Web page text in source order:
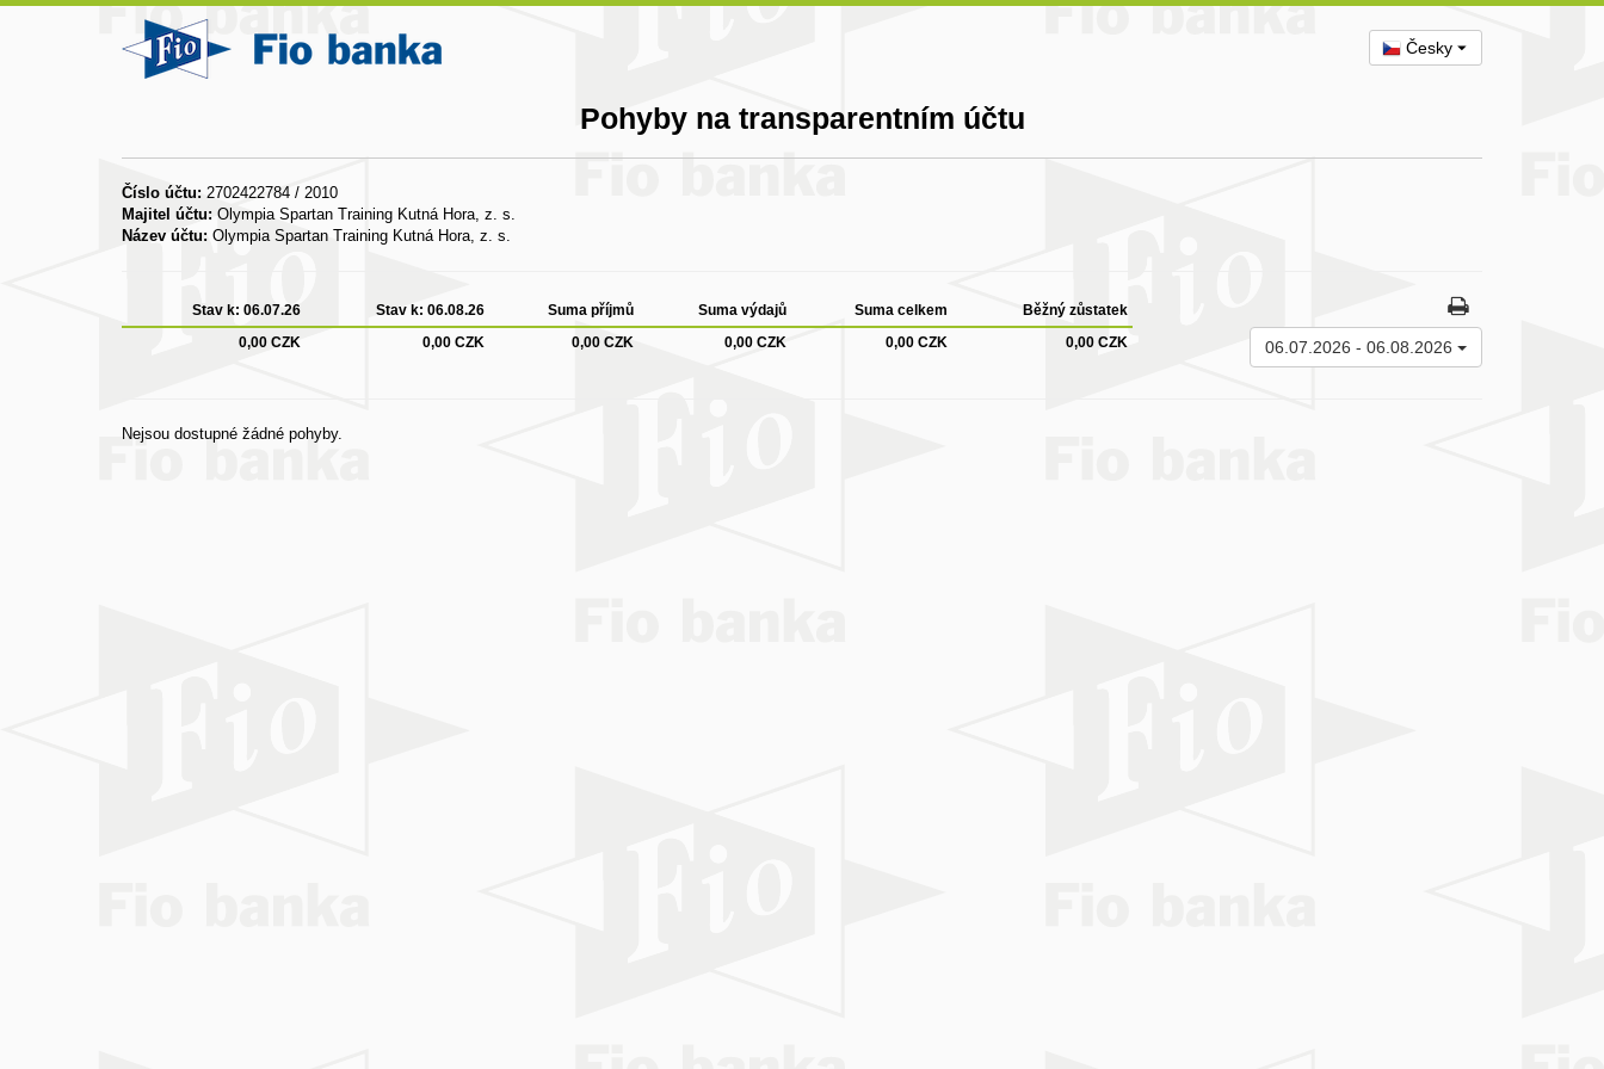
Česky
Pohyby na transparentním účtu
Číslo účtu: 2702422784 / 2010
Majitel účtu: Olympia Spartan Training Kutná Hora, z. s.
Název účtu: Olympia Spartan Training Kutná Hora, z. s.
Stav k: 06.07.26 Stav k: 06.08.26 Suma příjmů Suma výdajů Suma celkem
Běžný zůstatek
0,00 CZK
0,00 CZK 0,00 CZK 0,00 CZK 0,00 CZK 0,00 CZK 06.07.2026 - 06.08.2026
Nejsou dostupné žádné pohyby.